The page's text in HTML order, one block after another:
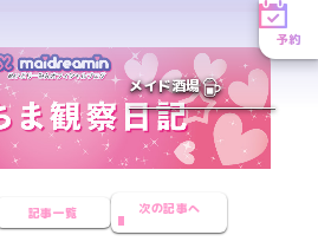
予約
メイド酒場
記事一覧 次の記事へ